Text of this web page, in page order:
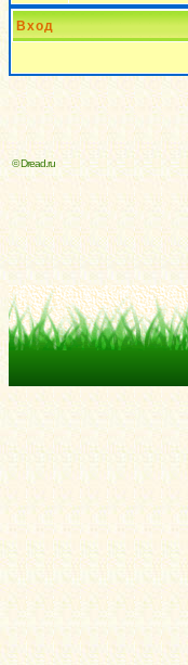
Вход
© Dread.ru